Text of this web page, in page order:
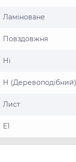
Ламіноване
Повздовжня
Ні
Н (Деревоподібний)
Лист
Е1